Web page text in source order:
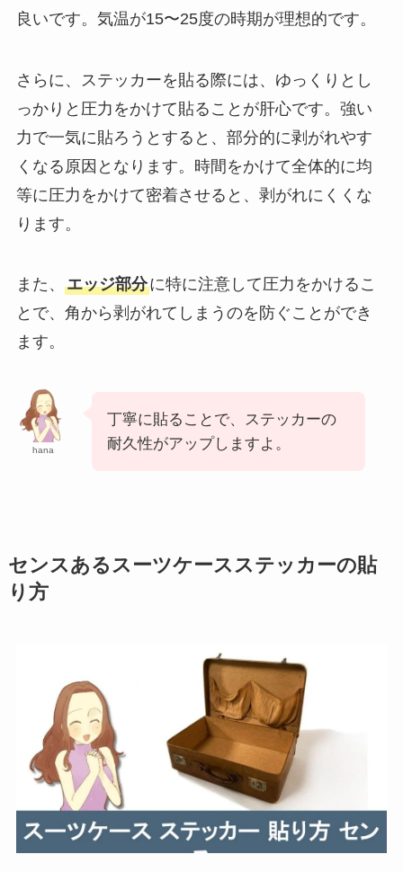
良いです。気温が15〜25度の時期が理想的です。
さらに、ステッカーを貼る際には、ゆっくりとし
っかりと圧力をかけて貼ることが肝心です。強い
力で一気に貼ろうとすると、部分的に剥がれやす
くなる原因となります。時間をかけて全体的に均
等に圧力をかけて密着させると、剥がれにくくな
ります。
また、 エッジ部分に特に注意して圧力をかけるこ
とで、角から剥がれてしまうのを防ぐことができ
ます。
hana
丁寧に貼ることで、ステッカーの
耐久性がアップしますよ。
センスあるスーツケースステッカーの貼
り方